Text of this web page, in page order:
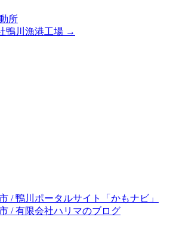
所
鴨川漁港工場 →